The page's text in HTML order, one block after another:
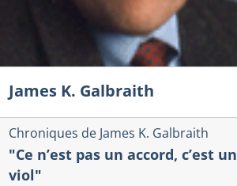
James K. Galbraith
Chroniques de James K. Galbraith
"Ce n’est pas un accord, c’est un
viol"